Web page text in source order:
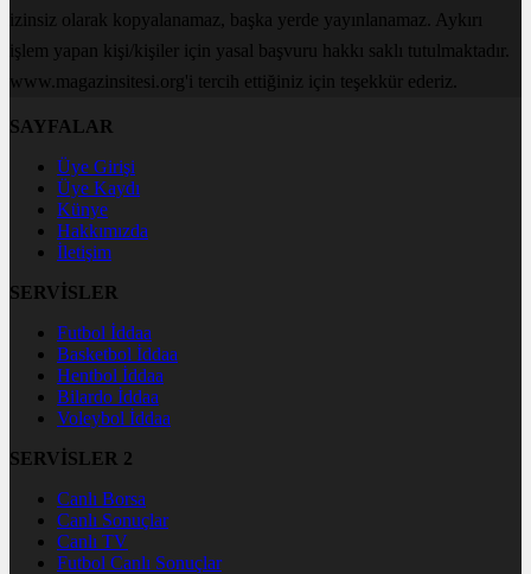
izinsiz olarak kopyalanamaz, başka yerde yayınlanamaz. Aykırı
işlem yapan kişi/kişiler için yasal başvuru hakkı saklı tutulmaktadır.
www.magazinsitesi.org'i tercih ettiğiniz için teşekkür ederiz.
SAYFALAR
Üye Girişi
Üye Kaydı
Künye
Hakkımızda
İletişim
SERVİSLER
Futbol İddaa
Basketbol İddaa
Hentbol İddaa
Bilardo İddaa
Voleybol İddaa
SERVİSLER 2
Canlı Borsa
Canlı Sonuçlar
Canlı TV
Futbol Canlı Sonuçlar